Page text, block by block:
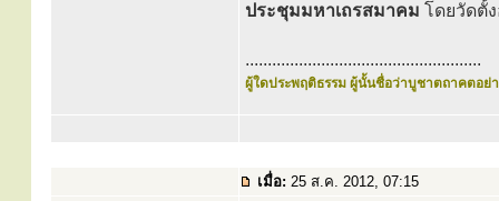
ประชุมมหาเถรสมาคม โดยวัดตั้
.....................................................
ผู้ใดประพฤติธรรม ผู้นั้นชื่อว่าบูชาตถาคตอย่า
เมื่อ: 25 ส.ค. 2012, 07:15